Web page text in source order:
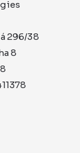
296/38
8